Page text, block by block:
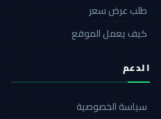
طلب عرض سعر
كيف يعمل الموقع
الدعم
سياسة الخصوصية